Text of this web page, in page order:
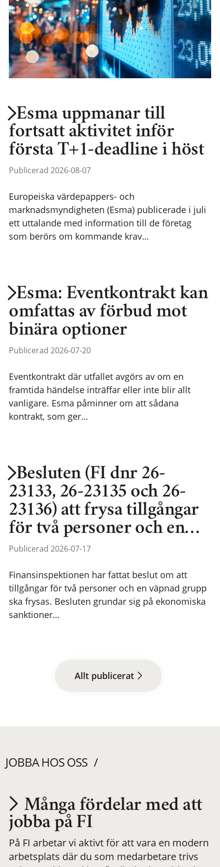
Esma uppmanar till
fortsatt aktivitet inför
första T+1-deadline i höst
Publicerad 2026-08-07
Europeiska värdepappers- och
marknadsmyndigheten (Esma) publicerade i juli
ett uttalande med information till de företag
som berörs om kommande krav…
Esma: Eventkontrakt kan
omfattas av förbud mot
binära optioner
Publicerad 2026-07-20
Eventkontrakt där utfallet avgörs av om en
framtida händelse inträffar eller inte blir allt
vanligare. Esma påminner om att sådana
kontrakt, som ger…
Besluten (FI dnr 26-
23133, 26-23135 och 26-
23136) att frysa tillgångar
för två personer och en…
Publicerad 2026-07-17
Finansinspektionen har fattat beslut om att
tillgångar för två personer och en väpnad grupp
ska frysas. Besluten grundar sig på ekonomiska
sanktioner…
Allt publicerat
JOBBA HOS OSS
Utvecklas på en
meningsfull och
Många fördelar med att
jobba på FI
På FI arbetar vi aktivt för att vara en modern
arbetsplats där du som medarbetare trivs